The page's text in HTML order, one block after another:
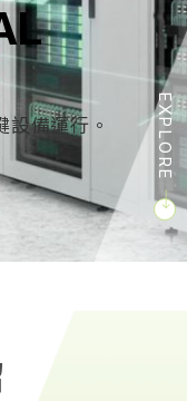
備運行。 EXPLORE